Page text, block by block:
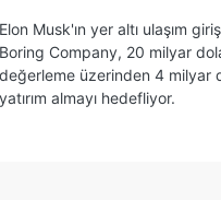
Elon Musk'ın yer altı ulaşım
Boring Company, 20 milyar
değerleme üzerinden 4 milyar
yatırım almayı hedefliyor.